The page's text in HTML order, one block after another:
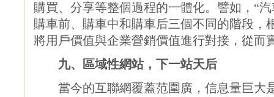
購買、分享等整個過程的一體化。譬如，“
購車前、購車中和購車后三個不同的階段，
將用戶價值與企業營銷價值進行對接，從而
九、區域性網站，下一站天后
當今的互聯網覆蓋范圍廣，信息量巨大